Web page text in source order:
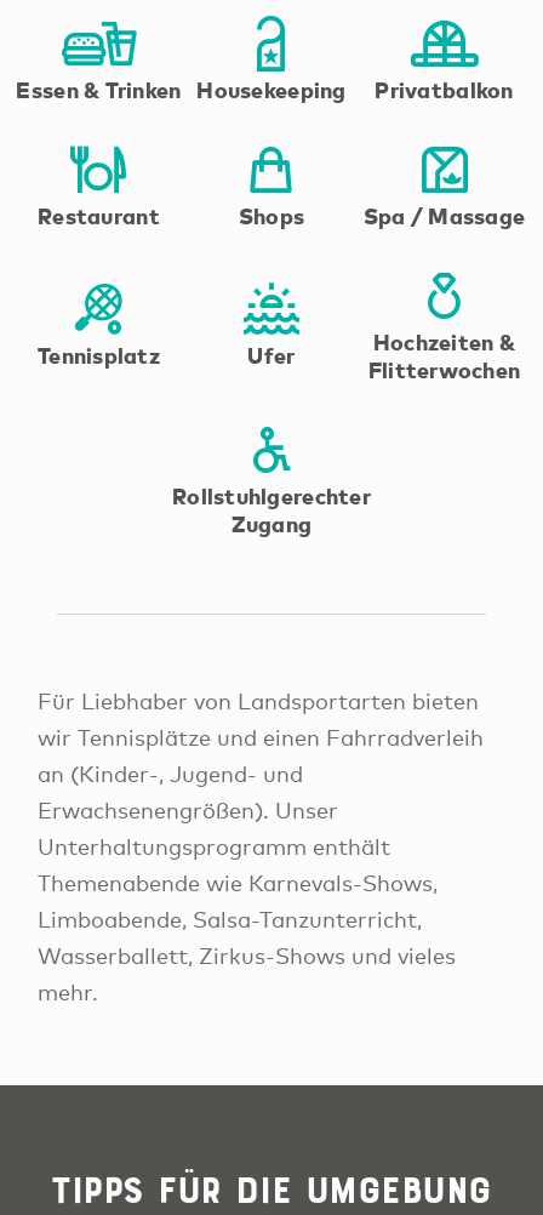
Essen & Trinken Housekeeping Privatbalkon
Restaurant Shops Spa / Massage
Tennisplatz Ufer
Hochzeiten &
Flitterwochen
Rollstuhlgerechter
Zugang
Für Liebhaber von Landsportarten bieten
wir Tennisplätze und einen Fahrradverleih
an (Kinder-, Jugend- und
Erwachsenengrößen). Unser
Unterhaltungsprogramm enthält
Themenabende wie Karnevals-Shows,
Limboabende, Salsa-Tanzunterricht,
Wasserballett, Zirkus-Shows und vieles
mehr.
Tipps für die Umgebung